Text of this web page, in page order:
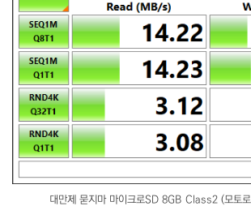
대만제 묻지마 마이크로SD 8GB Class2 (모토